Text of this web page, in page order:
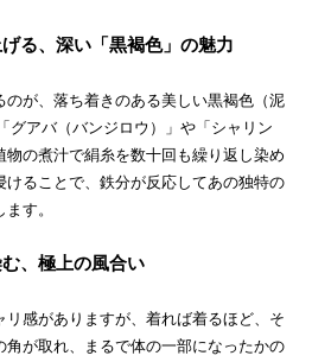
る、深い「黒褐色」の魅力
のが、落ち着きのある美しい黒褐色（泥
グアバ（バンジロウ）」や「シャリン
の煮汁で絹糸を数十回も繰り返し染め
けることで、鉄分が反応してあの独特の
す。
、極上の風合い
感がありますが、着れば着るほど、そ
角が取れ、まるで体の一部になったかの